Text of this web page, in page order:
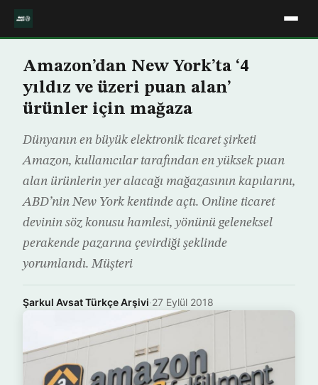
Amazon’dan New York’ta ‘4
yıldız ve üzeri puan alan’
ürünler için mağaza
Dünyanın en büyük elektronik ticaret şirketi
Amazon, kullanıcılar tarafından en yüksek puan
alan ürünlerin yer alacağı mağazasının kapılarını,
ABD’nin New York kentinde açtı. Online ticaret
devinin söz konusu hamlesi, yönünü geleneksel
perakende pazarına çevirdiği şeklinde
yorumlandı. Müşteri
Şarkul Avsat Türkçe Arşivi·27 Eylül 2018